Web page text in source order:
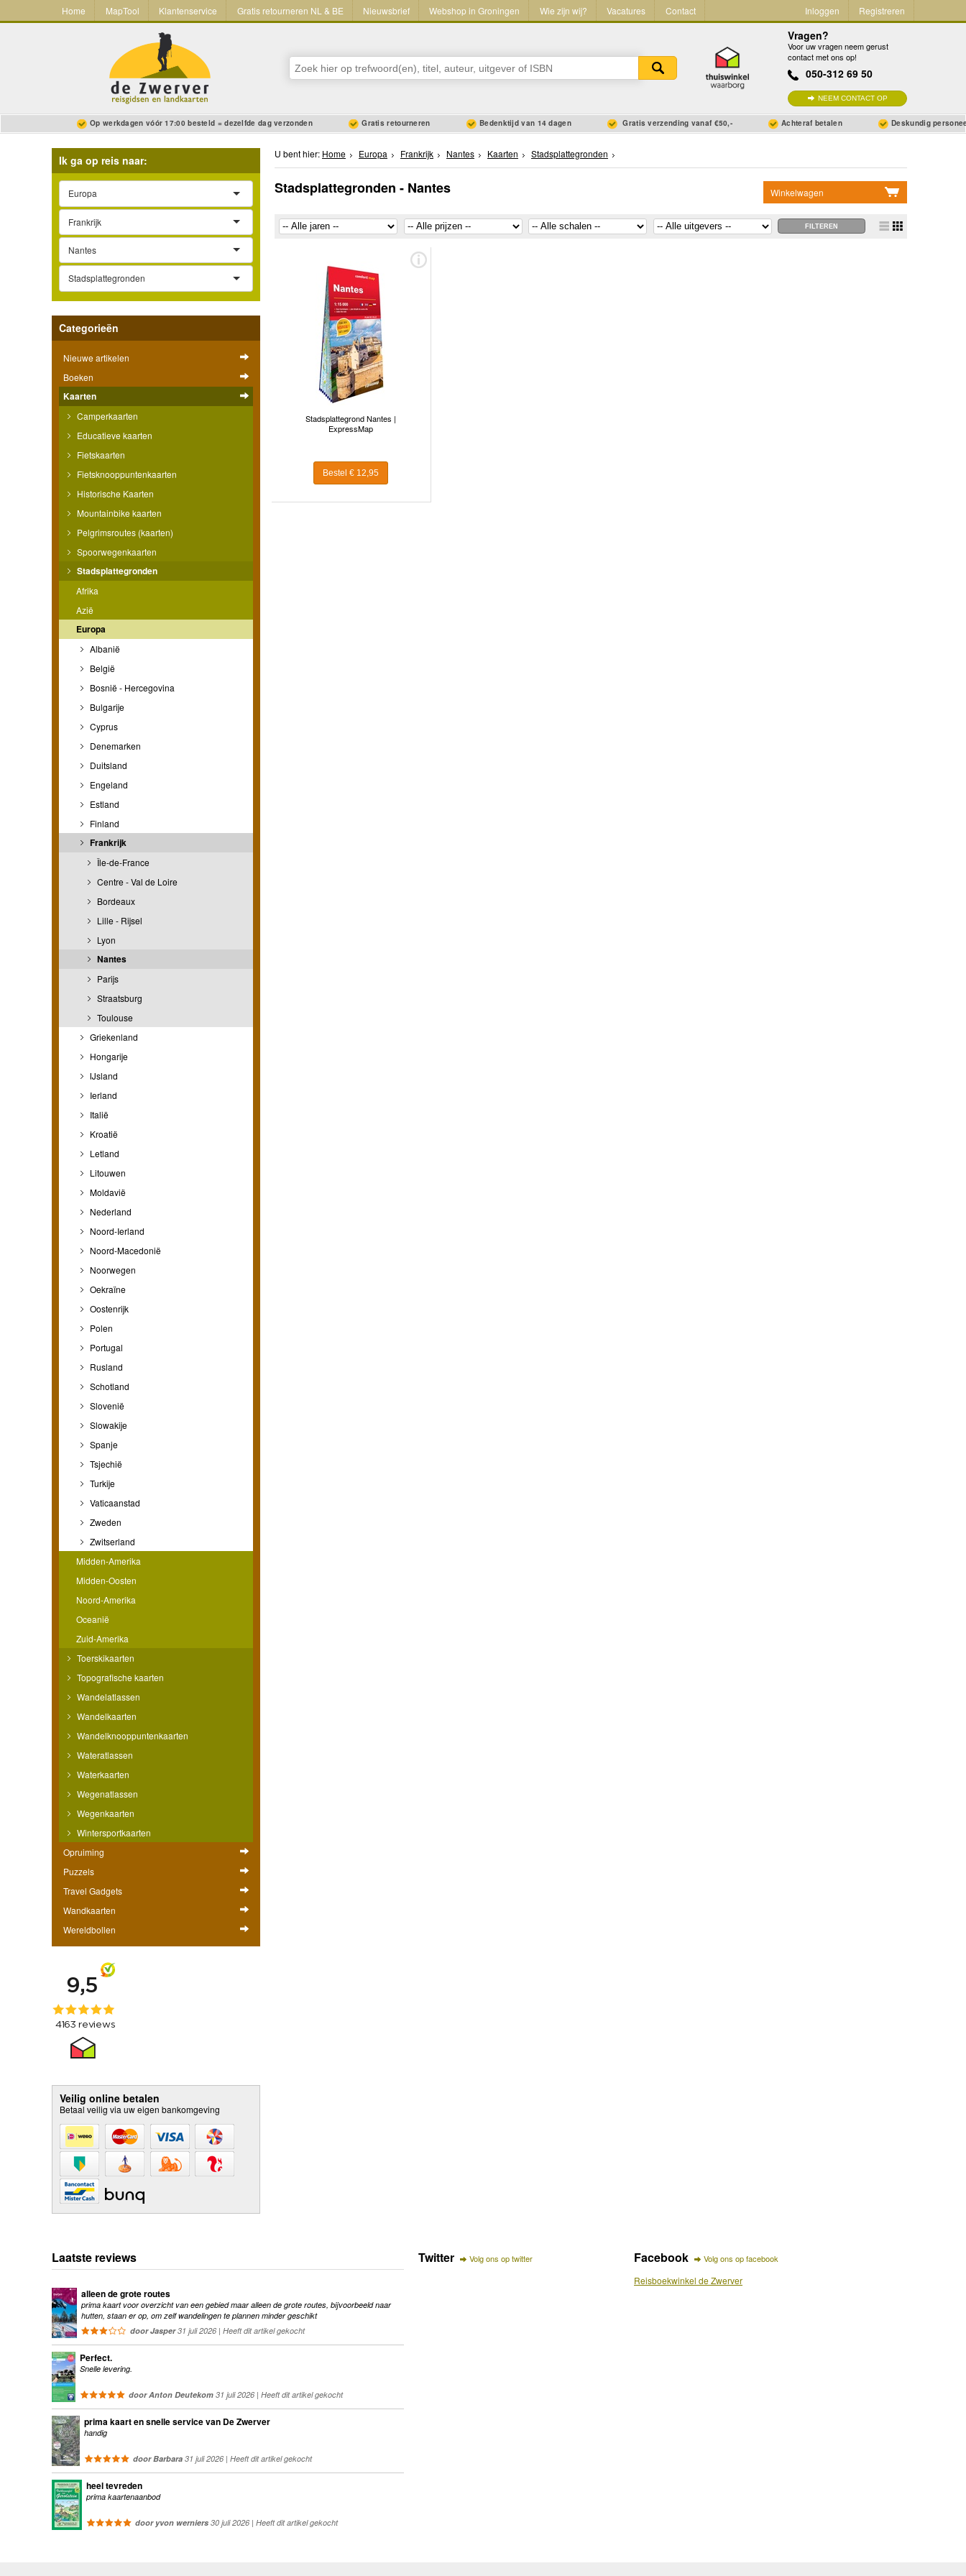
Home MapTool Klantenservice Gratis retourneren NL & BE Nieuwsbrief Webshop in Groningen Wie zijn wij? Vacatures Contact Inloggen Registreren
Vragen?
Voor uw vragen neem gerust
contact met ons op!
050-312 69 50
NEEM CONTACT OP
Op werkdagen vóór 17:00 besteld = dezelfde dag verzonden Gratis retourneren Bedenktijd van 14 dagen Gratis verzending vanaf €50,- Achteraf betalen Deskundig
Ik ga op reis naar:
Europa
Frankrijk
Nantes
Stadsplattegronden
Categorieën
Nieuwe artikelen
Boeken
Kaarten
Camperkaarten
Educatieve kaarten
Fietskaarten
Fietsknooppuntenkaarten
Historische Kaarten
Mountainbike kaarten
Pelgrimsroutes (kaarten)
Spoorwegenkaarten
Stadsplattegronden
Afrika
Azië
Europa
Albanië
België
Bosnië - Hercegovina
Bulgarije
Cyprus
Denemarken
Duitsland
Engeland
Estland
Finland
Frankrijk
Île-de-France
Centre - Val de Loire
Bordeaux
Lille - Rijsel
Lyon
Nantes
Parijs
Straatsburg
Toulouse
Griekenland
Hongarije
IJsland
Ierland
Italië
Kroatië
Letland
Litouwen
Moldavië
Nederland
Noord-Ierland
Noord-Macedonië
Noorwegen
Oekraïne
Oostenrijk
Polen
Portugal
Rusland
Schotland
Slovenië
Slowakije
Spanje
Tsjechië
Turkije
Vaticaanstad
Zweden
Zwitserland
Midden-Amerika
Midden-Oosten
Noord-Amerika
Oceanië
Zuid-Amerika
Toerskikaarten
Topografische kaarten
Wandelatlassen
Wandelkaarten
Wandelknooppuntenkaarten
Wateratlassen
Waterkaarten
Wegenatlassen
Wegenkaarten
Wintersportkaarten
Opruiming
Puzzels
Travel Gadgets
Wandkaarten
Wereldbollen
Veilig online betalen
Betaal veilig via uw eigen bankomgeving
U bent hier: Home Europa Frankrijk Nantes Kaarten Stadsplattegronden
Winkelwagen
Ga naar winkelwagen
Stadsplattegronden - Nantes
Stadsplattegrond Nantes |
ExpressMap
Bestel € 12,95
Laatste reviews
alleen de grote routes
prima kaart voor overzicht van een gebied maar alleen de grote routes, bijvoorbeeld naar
hutten, staan er op, om zelf wandelingen te plannen minder geschikt
door Jasper31 juli 2026 | Heeft dit artikel gekocht
Perfect.
Snelle levering.
door Anton Deutekom 31 juli 2026 | Heeft dit artikel gekocht
prima kaart en snelle service van De Zwerver
handig
door Barbara 31 juli 2026 | Heeft dit artikel gekocht
heel tevreden
prima kaartenaanbod
door yvon werniers 30 juli 2026 | Heeft dit artikel gekocht
Twitter Volg ons op twitter Facebook Volg ons op facebook
Reisboekwinkel de Zwerver